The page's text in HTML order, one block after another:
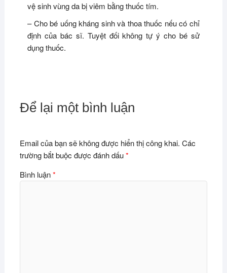
vệ sinh vùng da bị viêm bằng thuốc tím.
– Cho bé uống kháng sinh và thoa thuốc nếu có chỉ
định của bác sĩ. Tuyệt đối không tự ý cho bé sử
dụng thuốc.
Để lại một bình luận
Email của bạn sẽ không được hiển thị công khai. Các
trường bắt buộc được đánh dấu*
Bình luận*